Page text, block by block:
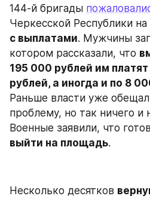
144-й бригады
Черкесской Республики на
с выплатами. Мужчины
котором рассказали, что
195 000 рублей им
рублей, а иногда и по 8
Раньше власти уже
проблему, но так ничего и
выйти на площадь.
Несколько десятков